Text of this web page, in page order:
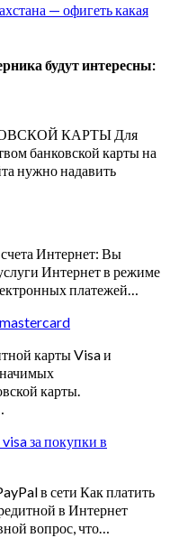
— офигеть какая
будут интересны:
КАРТЫ Для
банковской карты на
нужно надавить
Интернет: Вы
Интернет в режиме
платежей…
карты Visa и
карты.
за покупки в
в сети Как платить
в Интернет
вопрос, что…